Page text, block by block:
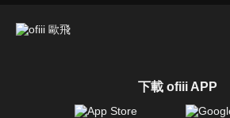
下載 ofiii APP